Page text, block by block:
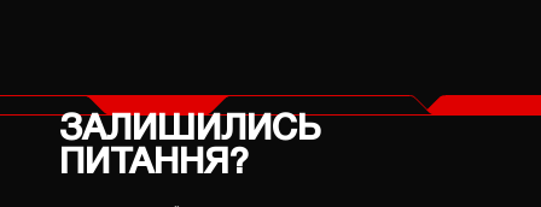
ЗАЛИШИЛИСЬ
ПИТАННЯ?